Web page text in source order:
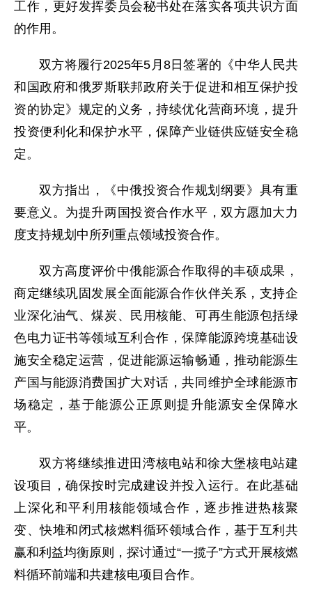
工作，更好发挥委员会秘书处在落实各项共识方面
的作用。
双方将履行2025年5月8日签署的《中华人民共
和国政府和俄罗斯联邦政府关于促进和相互保护投
资的协定》规定的义务，持续优化营商环境，提升
投资便利化和保护水平，保障产业链供应链安全稳
定。
双方指出，《中俄投资合作规划纲要》具有重
要意义。为提升两国投资合作水平，双方愿加大力
度支持规划中所列重点领域投资合作。
双方高度评价中俄能源合作取得的丰硕成果，
商定继续巩固发展全面能源合作伙伴关系，支持企
业深化油气、煤炭、民用核能、可再生能源包括绿
色电力证书等领域互利合作，保障能源跨境基础设
施安全稳定运营，促进能源运输畅通，推动能源生
产国与能源消费国扩大对话，共同维护全球能源市
场稳定，基于能源公正原则提升能源安全保障水
平。
双方将继续推进田湾核电站和徐大堡核电站建
设项目，确保按时完成建设并投入运行。在此基础
上深化和平利用核能领域合作，逐步推进热核聚
变、快堆和闭式核燃料循环领域合作，基于互利共
赢和利益均衡原则，探讨通过“一揽子”方式开展核燃
料循环前端和共建核电项目合作。